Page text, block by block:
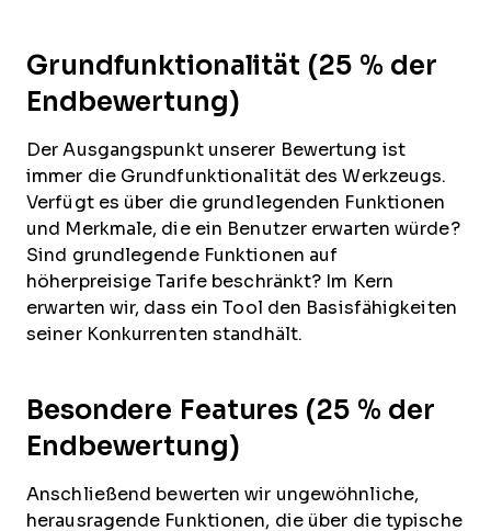
Grundfunktionalität (25 % der
Endbewertung)
Der Ausgangspunkt unserer Bewertung ist
immer die Grundfunktionalität des Werkzeugs.
Verfügt es über die grundlegenden Funktionen
und Merkmale, die ein Benutzer erwarten würde?
Sind grundlegende Funktionen auf
höherpreisige Tarife beschränkt? Im Kern
erwarten wir, dass ein Tool den Basisfähigkeiten
seiner Konkurrenten standhält.
Besondere Features (25 % der
Endbewertung)
Anschließend bewerten wir ungewöhnliche,
herausragende Funktionen, die über die typische